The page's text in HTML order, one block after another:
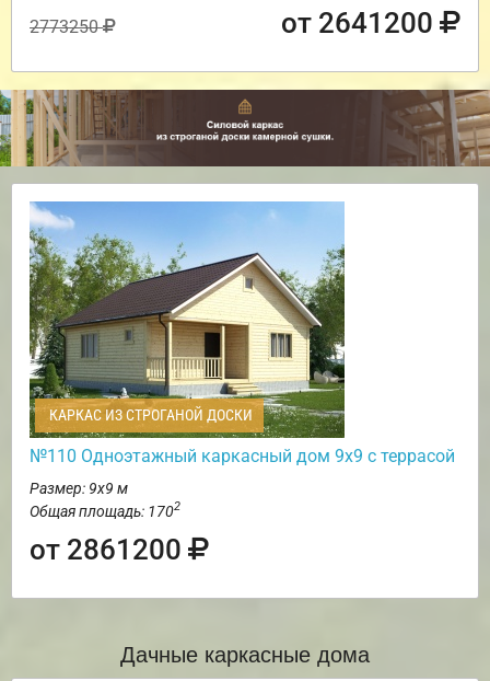
2773250 от 2641200
КАРКАС ИЗ СТРОГАНОЙ ДОСКИ
№110 Одноэтажный каркасный дом 9х9 с террасой
Размер: 9х9 м
Общая площадь: 1702
от 2861200
Дачные каркасные дома